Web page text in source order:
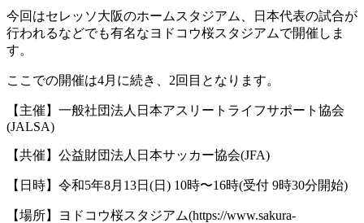
今回はセレッソ大阪のホームスタジアム、日本代表の試合が
行われるなどでも有名なヨドコウ桜スタジアムで開催しま
す。
ここでの開催は4月に続き、2回目となります。
【主催】一般社団法人日本アスリートライフサポート協会
(JALSA)
【共催】公益財団法人日本サッカー協会(JFA)
【日時】令和5年8月13日(日) 10時〜16時(受付 9時30分開始)
【場所】ヨドコウ桜スタジアム(https://www.sakura-